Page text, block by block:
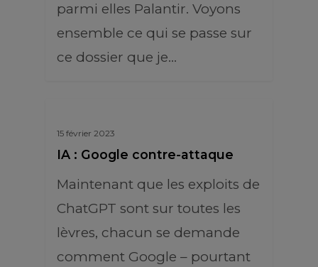
parmi elles Palantir. Voyons
ensemble ce qui se passe sur
ce dossier que je…
15 février 2023
IA : Google contre-attaque
Maintenant que les exploits de
ChatGPT sont sur toutes les
lèvres, chacun se demande
comment Google – pourtant